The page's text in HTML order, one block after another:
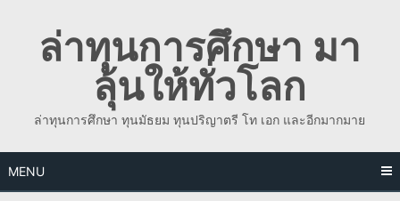
contentล่าทุนการศึกษา มา
ลุ้นให้ทั่วโลก
ล่าทุนการศึกษา ทุนมัธยม ทุนปริญาตรี โท เอก และอีกมากมาย
MENU